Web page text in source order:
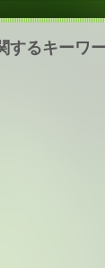
するキーワ